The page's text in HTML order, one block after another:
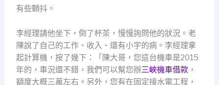
有些顫抖。
李經理請他坐下，倒了杯茶，慢慢詢問他的狀況。老
陳說了自己的工作、收入、還有小宇的病。李經理拿
起計算機，按了幾下：「陳大哥，您這台機車是2015
年的，車況還不錯，我們可以幫您辦三峽機車借款，
額度大概三萬左右。另外，您有在固定接水電工程，